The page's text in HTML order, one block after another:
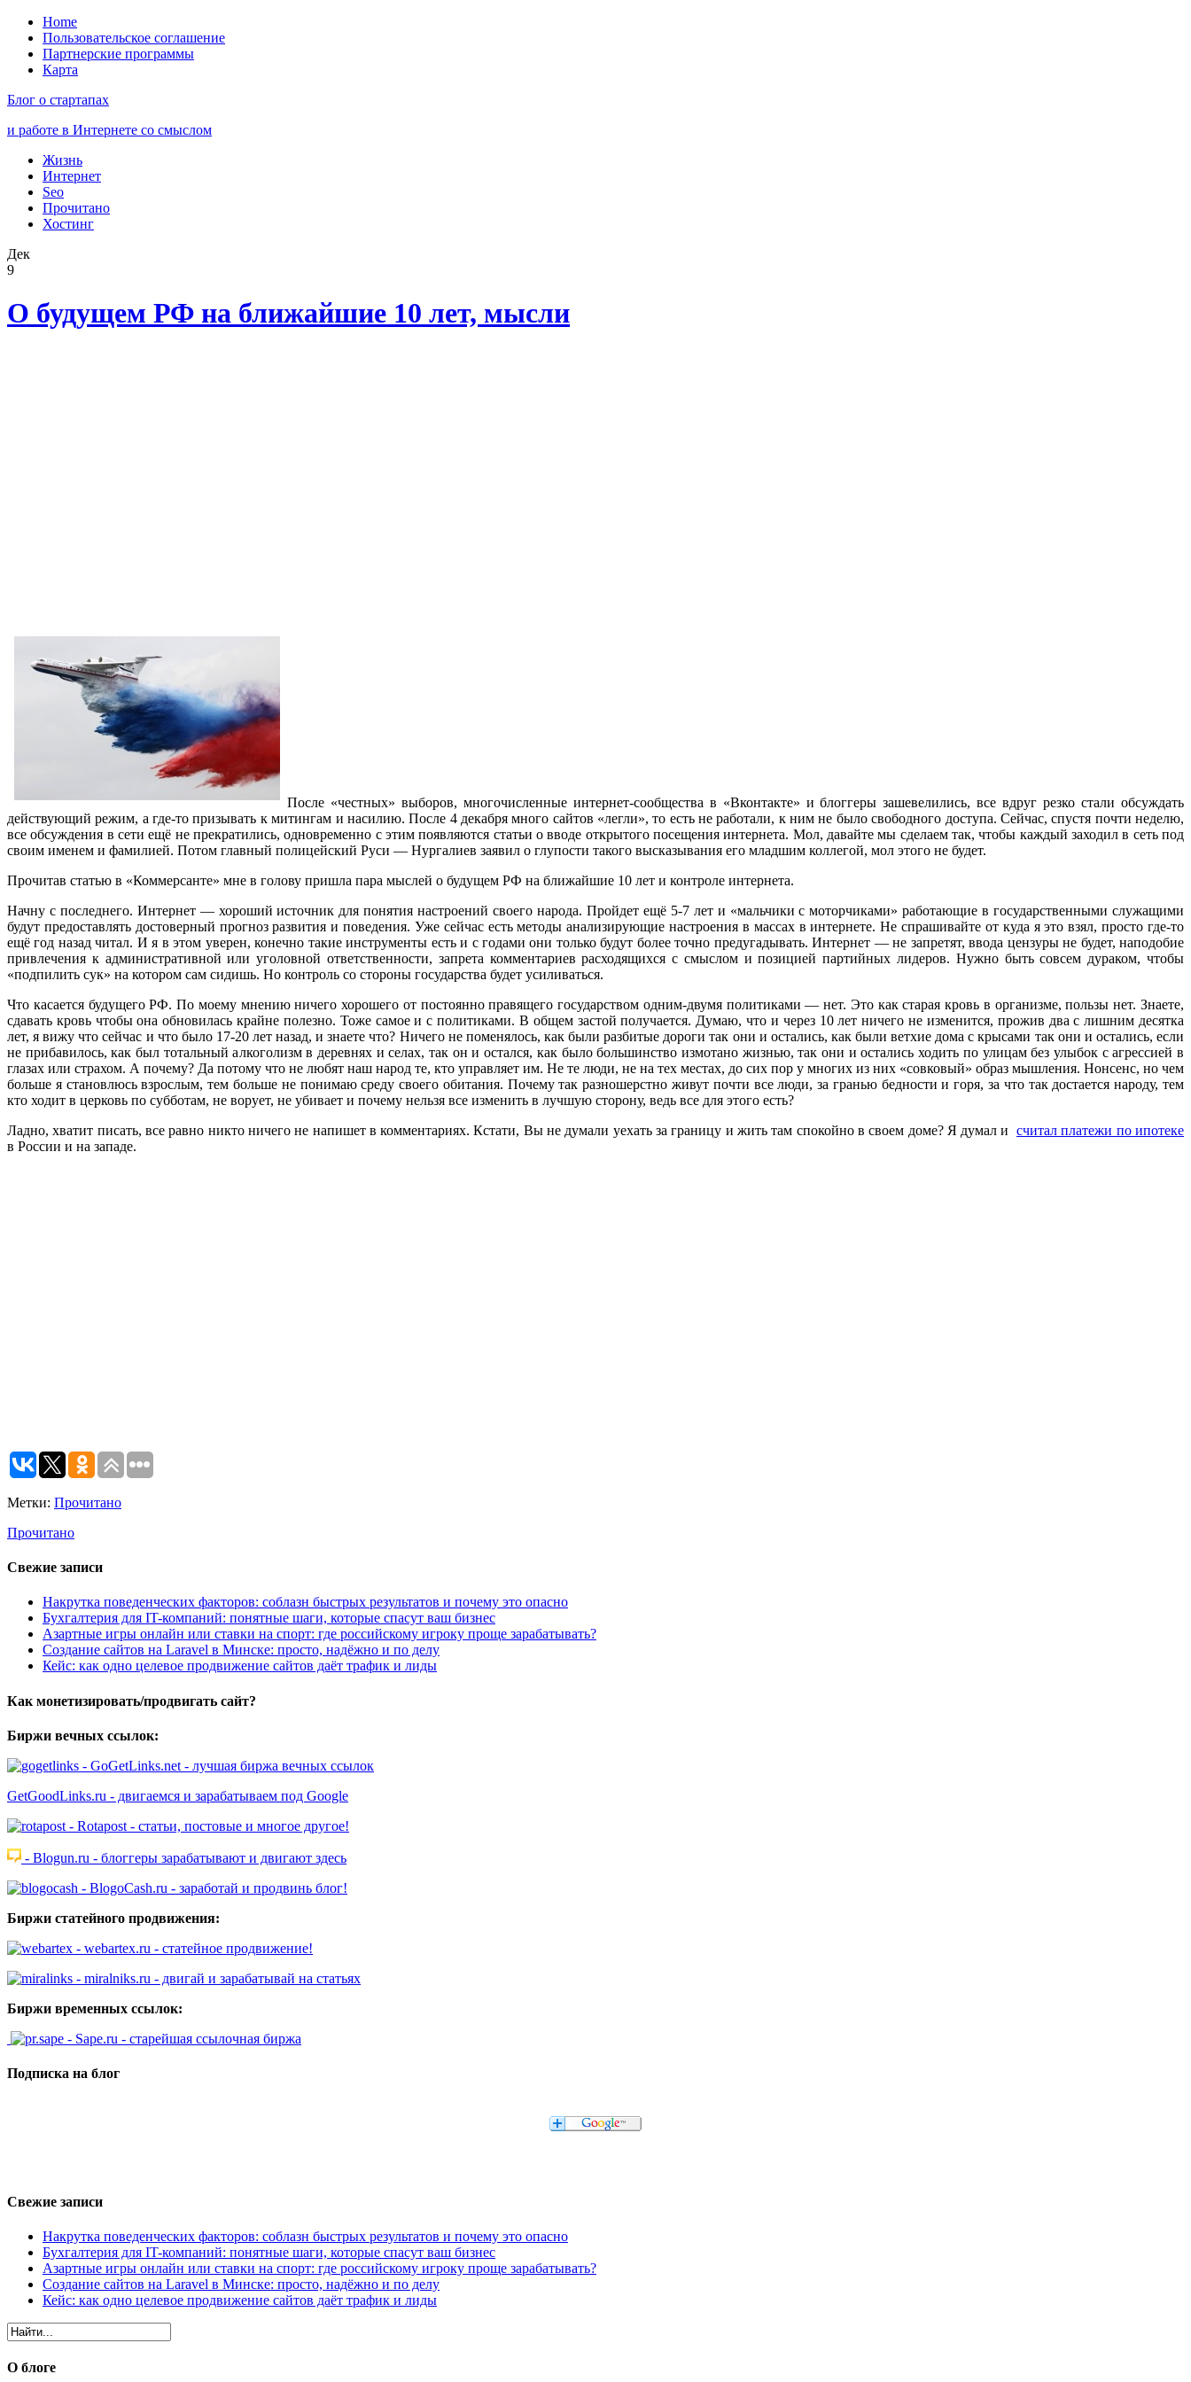
Home
Пользовательское соглашение
Партнерские программы
Карта
Блог о стартапах
и работе в Интернете со смыслом
Жизнь
Интернет
Seo
Прочитано
Хостинг
Дек
9
О будущем РФ на ближайшие 10 лет, мысли
После «честных» выборов, многочисленные интернет-сообщества в «Вконтакте» и блоггеры зашевелились, все вдруг резко стали обсуждать
действующий режим, а где-то призывать к митингам и насилию. После 4 декабря много сайтов «легли», то есть не работали, к ним не было свободного доступа. Сейчас, спустя почти неделю,
все обсуждения в сети ещё не прекратились, одновременно с этим появляются статьи о вводе открытого посещения интернета. Мол, давайте мы сделаем так, чтобы каждый заходил в сеть под
своим именем и фамилией. Потом главный полицейский Руси — Нургалиев заявил о глупости такого высказывания его младшим коллегой, мол этого не будет.
Прочитав статью в «Коммерсанте» мне в голову пришла пара мыслей о будущем РФ на ближайшие 10 лет и контроле интернета.
Начну с последнего. Интернет — хороший источник для понятия настроений своего народа. Пройдет ещё 5-7 лет и «мальчики с моторчиками» работающие в государственными служащими
будут предоставлять достоверный прогноз развития и поведения. Уже сейчас есть методы анализирующие настроения в массах в интернете. Не спрашивайте от куда я это взял, просто где-то
ещё год назад читал. И я в этом уверен, конечно такие инструменты есть и с годами они только будут более точно предугадывать. Интернет — не запретят, ввода цензуры не будет, наподобие
привлечения к административной или уголовной ответственности, запрета комментариев расходящихся с смыслом и позицией партийных лидеров. Нужно быть совсем дураком, чтобы
«подпилить сук» на котором сам сидишь. Но контроль со стороны государства будет усиливаться.
Что касается будущего РФ. По моему мнению ничего хорошего от постоянно правящего государством одним-двумя политиками — нет. Это как старая кровь в организме, пользы нет. Знаете,
сдавать кровь чтобы она обновилась крайне полезно. Тоже самое и с политиками. В общем застой получается. Думаю, что и через 10 лет ничего не изменится, прожив два с лишним десятка
лет, я вижу что сейчас и что было 17-20 лет назад, и знаете что? Ничего не поменялось, как были разбитые дороги так они и остались, как были ветхие дома с крысами так они и остались, если
не прибавилось, как был тотальный алкоголизм в деревнях и селах, так он и остался, как было большинство измотано жизнью, так они и остались ходить по улицам без улыбок с агрессией в
глазах или страхом. А почему? Да потому что не любят наш народ те, кто управляет им. Не те люди, не на тех местах, до сих пор у многих из них «совковый» образ мышления. Нонсенс, но чем
больше я становлюсь взрослым, тем больше не понимаю среду своего обитания. Почему так разношерстно живут почти все люди, за гранью бедности и горя, за что так достается народу, тем
кто ходит в церковь по субботам, не ворует, не убивает и почему нельзя все изменить в лучшую сторону, ведь все для этого есть?
Ладно, хватит писать, все равно никто ничего не напишет в комментариях. Кстати, Вы не думали уехать за границу и жить там спокойно в своем доме? Я думал исчитал платежи по ипотеке
в России и на западе.
Метки: Прочитано
Прочитано
Свежие записи
Накрутка поведенческих факторов: соблазн быстрых результатов и почему это опасно
Бухгалтерия для IT-компаний: понятные шаги, которые спасут ваш бизнес
Азартные игры онлайн или ставки на спорт: где российскому игроку проще зарабатывать?
Создание сайтов на Laravel в Минске: просто, надёжно и по делу
Кейс: как одно целевое продвижение сайтов даёт трафик и лиды
Как монетизировать/продвигать сайт?
Биржи вечных ссылок:
- GoGetLinks.net - лучшая биржа вечных ссылок
GetGoodLinks.ru - двигаемся и зарабатываем под Google
- Rotapost - статьи, постовые и многое другое!
- Blogun.ru - блоггеры зарабатывают и двигают здесь
- BlogoCash.ru - заработай и продвинь блог!
Биржи статейного продвижения:
- webartex.ru - статейное продвижение!
- miralniks.ru - двигай и зарабатывай на статьях
Биржи временных ссылок:
- Sape.ru - старейшая ссылочная биржа
Подписка на блог
Свежие записи
Накрутка поведенческих факторов: соблазн быстрых результатов и почему это опасно
Бухгалтерия для IT-компаний: понятные шаги, которые спасут ваш бизнес
Азартные игры онлайн или ставки на спорт: где российскому игроку проще зарабатывать?
Создание сайтов на Laravel в Минске: просто, надёжно и по делу
Кейс: как одно целевое продвижение сайтов даёт трафик и лиды
О блоге